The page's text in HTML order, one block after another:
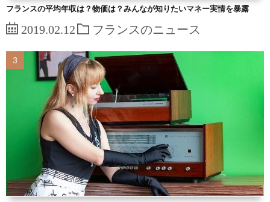
フランスの平均年収は？物価は？みんなが知りたいマネー実情を暴露
2019.02.12 フランスのニュース